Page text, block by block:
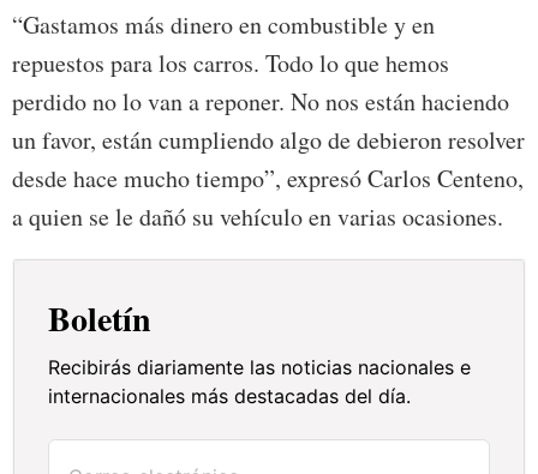
“Gastamos más dinero en combustible y en
repuestos para los carros. Todo lo que hemos
perdido no lo van a reponer. No nos están haciendo
un favor, están cumpliendo algo de debieron resolver
desde hace mucho tiempo”, expresó Carlos Centeno,
a quien se le dañó su vehículo en varias ocasiones.
Boletín
Recibirás diariamente las noticias nacionales e
internacionales más destacadas del día.